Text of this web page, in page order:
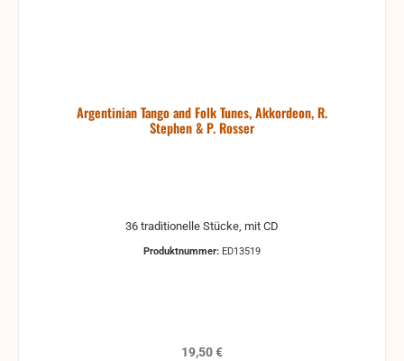
Argentinian Tango and Folk Tunes, Akkordeon, R.
Stephen & P. Rosser
36 traditionelle Stücke, mit CD
Produktnummer: ED13519
Regulärer Preis:
19,50 €